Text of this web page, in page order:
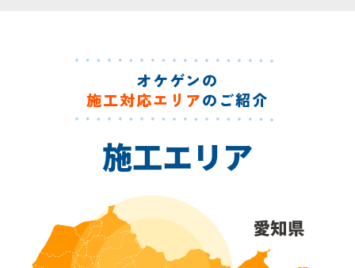
オケゲンの
施工対応エリアのご紹介
施工エリア